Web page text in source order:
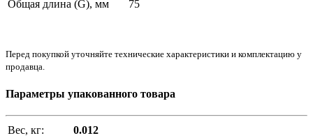
Общая длина (G), мм
75
Перед покупкой уточняйте технические характеристики и комплектацию у
продавца.
Параметры упакованного товара
Вес, кг:
0.012